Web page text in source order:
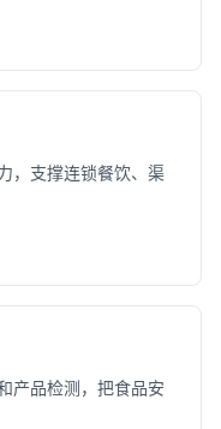
，支撑连锁餐饮、渠
产品检测，把食品安